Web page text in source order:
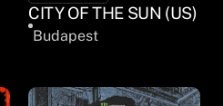
CITY OF THE SUN (US)
Budapest